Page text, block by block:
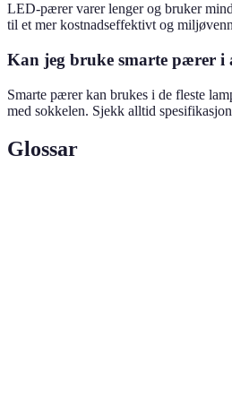
LED-pærer varer lenger og bruker
til et mer kostnadseffektivt og
Kan jeg bruke smarte pærer i
Smarte pærer kan brukes i de fleste
med sokkelen. Sjekk alltid
Glossar